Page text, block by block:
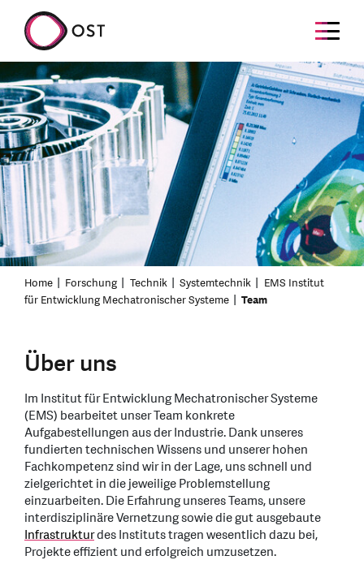
Home Forschung Technik Systemtechnik
EMS Institut
für Entwicklung Mechatronischer Systeme
Team
Über uns
Im Institut für Entwicklung Mechatronischer Systeme
(EMS) bearbeitet unser Team konkrete
Aufgabestellungen aus der Industrie. Dank unseres
fundierten technischen Wissens und unserer hohen
Fachkompetenz sind wir in der Lage, uns schnell und
zielgerichtet in die jeweilige Problemstellung
einzuarbeiten. Die Erfahrung unseres Teams, unsere
interdisziplinäre Vernetzung sowie die gut ausgebaute
Infrastrukturdes Instituts tragen wesentlich dazu bei,
Projekte effizient und erfolgreich umzusetzen.